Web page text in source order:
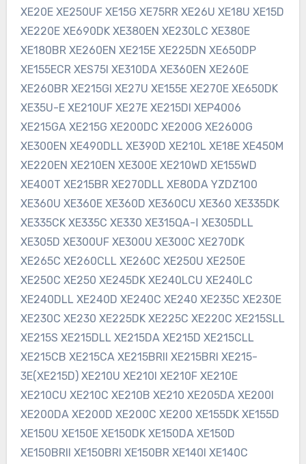
XE20E XE250UF XE15G XE75RR XE26U XE18U XE15D
XE220E XE690DK XE380EN XE230LC XE380E
XE180BR XE260EN XE215E XE225DN XE650DP
XE155ECR XES75I XE310DA XE360EN XE260E
XE260BR XE215GI XE27U XE155E XE270E XE650DK
XE35U-E XE210UF XE27E XE215DI XEP4006
XE215GA XE215G XE200DC XE200G XE2600G
XE300EN XE490DLL XE390D XE210L XE18E XE450M
XE220EN XE210EN XE300E XE210WD XE155WD
XE400T XE215BR XE270DLL XE80DA YZDZ100
XE360U XE360E XE360D XE360CU XE360 XE335DK
XE335CK XE335C XE330 XE315QA-Ⅰ XE305DLL
XE305D XE300UF XE300U XE300C XE270DK
XE265C XE260CLL XE260C XE250U XE250E
XE250C XE250 XE245DK XE240LCU XE240LC
XE240DLL XE240D XE240C XE240 XE235C XE230E
XE230C XE230 XE225DK XE225C XE220C XE215SLL
XE215S XE215DLL XE215DA XE215D XE215CLL
XE215CB XE215CA XE215BRII XE215BRI XE215-
3E(XE215D) XE210U XE210I XE210F XE210E
XE210CU XE210C XE210B XE210 XE205DA XE200I
XE200DA XE200D XE200C XE200 XE155DK XE155D
XE150U XE150E XE150DK XE150DA XE150D
XE150BRII XE150BRI XE150BR XE140I XE140C